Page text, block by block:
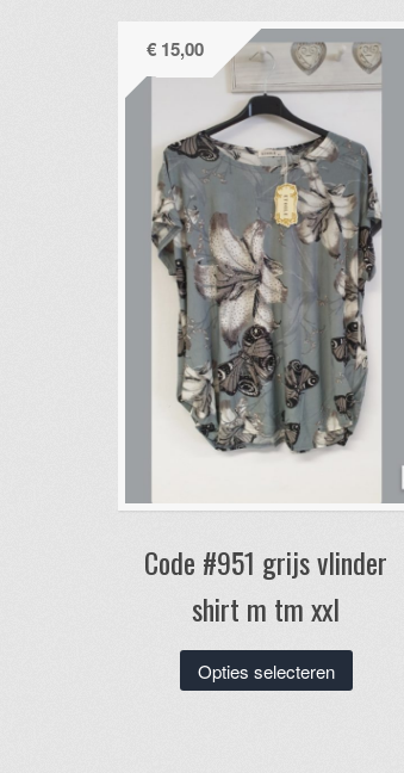
Code #951 grijs vlinder
shirt m tm xxl
€ 15,00
Opties selecteren
product